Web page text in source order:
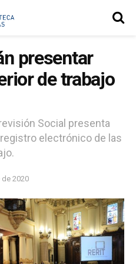
presentar
de trabajo
Social presenta
electrónico de las
2020